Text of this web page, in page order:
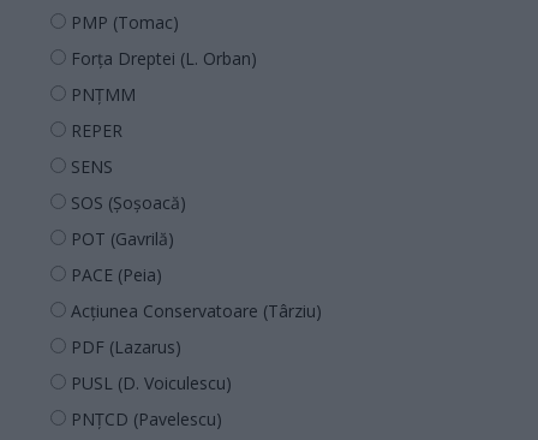
PMP (Tomac)
Forța Dreptei (L. Orban)
PNȚMM
REPER
SENS
SOS (Șoșoacă)
POT (Gavrilă)
PACE (Peia)
Acțiunea Conservatoare (Târziu)
PDF (Lazarus)
PUSL (D. Voiculescu)
PNȚCD (Pavelescu)